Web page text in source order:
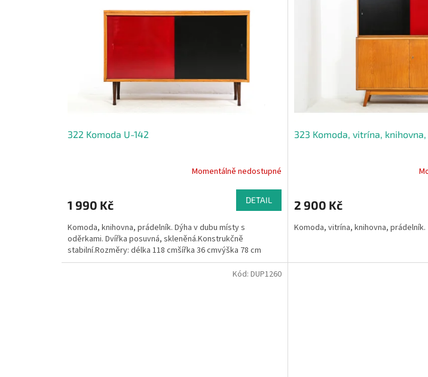
322 Komoda U-142
Momentálně nedostupné
1 990 Kč DETAIL
Komoda, knihovna, prádelník. Dýha v dubu místy s
oděrkami. Dvířka posuvná, skleněná.Konstrukčně
stabilní.Rozměry: délka 118 cmšířka 36 cmvýška 78 cm
323 Komoda, vitrína,
2 900 Kč
Komoda, vitrína, knihovna, prádelník.
Kód:DUP1260